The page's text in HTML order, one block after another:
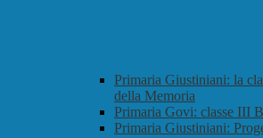
Primaria Giustiniani: la
della Memoria
Primaria Govi: classe III
Primaria Giustiniani: